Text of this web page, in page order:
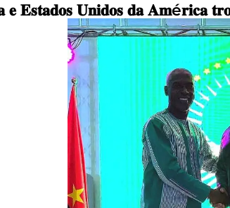
𝐄𝐬𝐭𝐚𝐝𝐨𝐬 𝐔𝐧𝐢𝐝𝐨𝐬 𝐝𝐚 𝐀𝐦é𝐫𝐢𝐜𝐚